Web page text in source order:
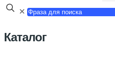
✕
Каталог